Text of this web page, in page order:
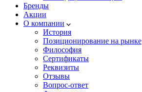
Бренды
Акции
О компании
История
Позиционирование на рынке
Философия
Сертификаты
Реквизиты
Отзывы
Вопрос-ответ